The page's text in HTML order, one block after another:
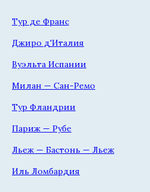
Тур де Франс
Джиро д'Италия
Вуэльта Испании
Милан — Сан-Ремо
Тур Фландрии
Париж — Рубе
Льеж — Бастонь — Льеж
Иль Ломбардия